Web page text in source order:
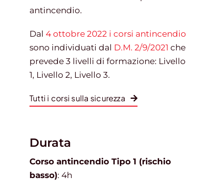
antincendio.
Dal 4 ottobre 2022 i corsi antincendio
sono individuati dal D.M. 2/9/2021 che
prevede 3 livelli di formazione: Livello
1, Livello 2, Livello 3.
Tutti i corsi sulla sicurezza
Durata
Corso antincendio Tipo 1 (rischio
basso): 4h